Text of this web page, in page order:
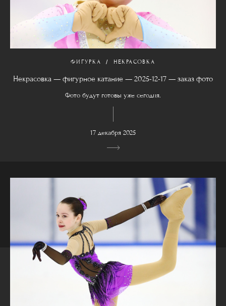
ФИГУРКА НЕКРАСОВКА
Некрасовка — фигурное катание — 2025-12-17 — заказ фото
Фото будут готовы уже сегодня.
17 декабря 2025